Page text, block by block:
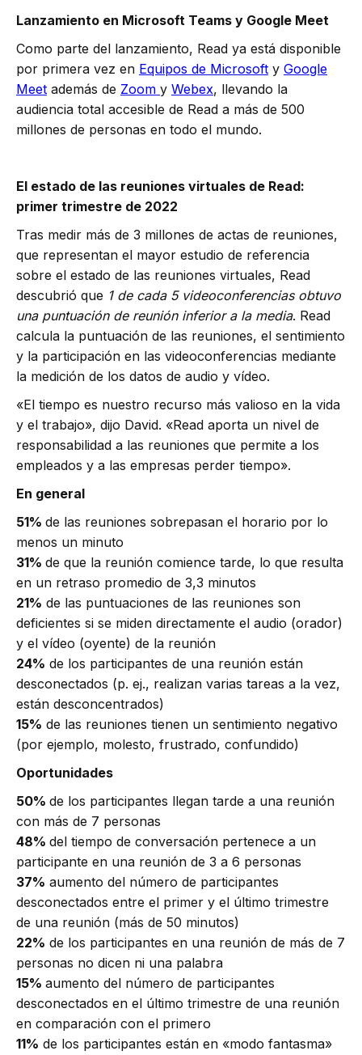
Lanzamiento en Microsoft Teams y Google Meet
Como parte del lanzamiento, Read ya está disponible
por primera vez en Equipos de Microsoft y Google
Meet además de Zoom y Webex, llevando la
audiencia total accesible de Read a más de 500
millones de personas en todo el mundo.
El estado de las reuniones virtuales de Read:
primer trimestre de 2022
Tras medir más de 3 millones de actas de reuniones,
que representan el mayor estudio de referencia
sobre el estado de las reuniones virtuales, Read
descubrió que 1 de cada 5 videoconferencias obtuvo
una puntuación de reunión inferior a la media. Read
calcula la puntuación de las reuniones, el sentimiento
y la participación en las videoconferencias mediante
la medición de los datos de audio y vídeo.
«El tiempo es nuestro recurso más valioso en la vida
y el trabajo», dijo David. «Read aporta un nivel de
responsabilidad a las reuniones que permite a los
empleados y a las empresas perder tiempo».
En general
51% de las reuniones sobrepasan el horario por lo
menos un minuto
31% de que la reunión comience tarde, lo que resulta
en un retraso promedio de 3,3 minutos
21% de las puntuaciones de las reuniones son
deficientes si se miden directamente el audio (orador)
y el vídeo (oyente) de la reunión
24% de los participantes de una reunión están
desconectados (p. ej., realizan varias tareas a la vez,
están desconcentrados)
15% de las reuniones tienen un sentimiento negativo
(por ejemplo, molesto, frustrado, confundido)
Oportunidades
50% de los participantes llegan tarde a una reunión
con más de 7 personas
48% del tiempo de conversación pertenece a un
participante en una reunión de 3 a 6 personas
37% aumento del número de participantes
desconectados entre el primer y el último trimestre
de una reunión (más de 50 minutos)
22% de los participantes en una reunión de más de 7
personas no dicen ni una palabra
15% aumento del número de participantes
desconectados en el último trimestre de una reunión
en comparación con el primero
11% de los participantes están en «modo fantasma»